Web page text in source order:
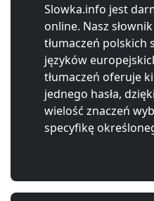
Slowka.info jest
online. Nasz
tłumaczeń polskich
języków
tłumaczeń oferuje
jednego hasła,
wielość znaczeń
specyfikę